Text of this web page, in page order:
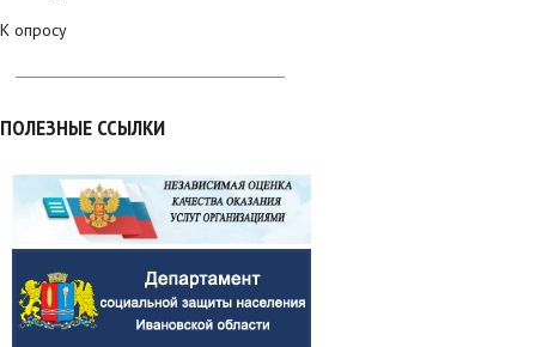
К опросу
ПОЛЕЗНЫЕ ССЫЛКИ